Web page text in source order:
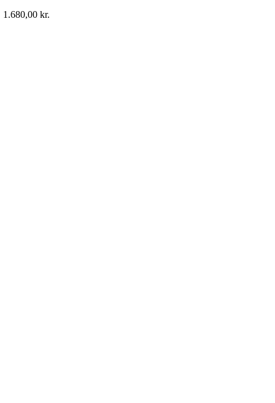
1.680,00 kr.